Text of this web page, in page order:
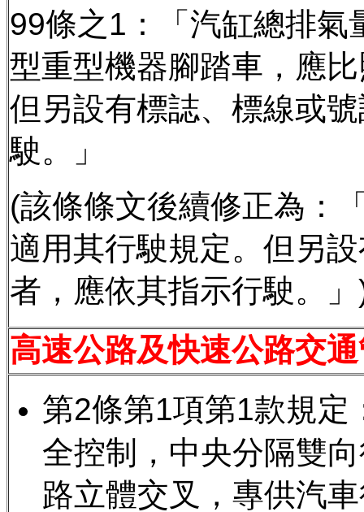
99條之1：「汽缸總排氣
型重型機器腳踏車，應
但另設有標誌、標線或
駛。」
(該條條文後續修正為：
適用其行駛規定。但另
者，應依其指示行駛。
高速公路及快速公路交
第2條第1項第1款規定
全控制，中央分隔雙
路立體交叉，專供汽